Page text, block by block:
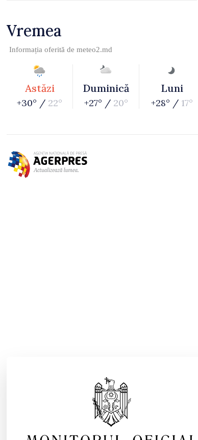
Vremea
Informația oferită de meteo2.md
Astăzi
+30° / 22°
Duminică
+27° / 20°
Luni
+28° / 17°